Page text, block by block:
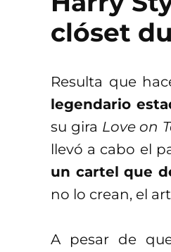
clóset
Resulta que
legendario
su gira Love on
llevó a cabo el
un cartel que
no lo crean, el
A pesar de